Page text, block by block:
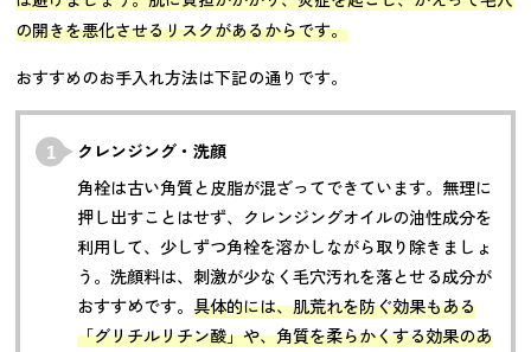
の開きを悪化させるリスクがあるからです。
おすすめのお手入れ方法は下記の通りです。
クレンジング・洗顔
角栓は古い角質と皮脂が混ざってできています。無理に
押し出すことはせず、クレンジングオイルの油性成分を
利用して、少しずつ角栓を溶かしながら取り除きましょ
う。洗顔料は、刺激が少なく毛穴汚れを落とせる成分が
おすすめです。具体的には、肌荒れを防ぐ効果もある
「グリチルリチン酸」や、角質を柔らかくする効果のあ